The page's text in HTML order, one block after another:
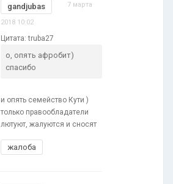
gandjubas 7 марта
2018 10:02
Цитата: truba27
о, опять афробит)
спасибо
и опять семейство Кути )
только правообладатели
лютуют, жалуются и сносят
жалоба